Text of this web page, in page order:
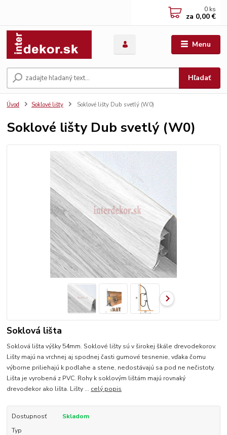
Menu
Hľadať
0 ks
za 0,00 €
Úvod Soklové lišty Soklové lišty Dub svetlý (W0)
Soklové lišty Dub svetlý (W0)
Soklová lišta
Soklová lišta výšky 54mm. Soklové lišty sú v širokej škále drevodekorov.
Lišty majú na vrchnej aj spodnej časti gumové tesnenie, vďaka čomu
výborne priliehajú k podlahe a stene, nedostávajú sa pod ne nečistoty.
Lišta je vyrobená z PVC. Rohy k soklovým lištám majú rovnaký
drevodekor ako lišta. Lišty ... celý popis
Dostupnosť
Skladom
Typ